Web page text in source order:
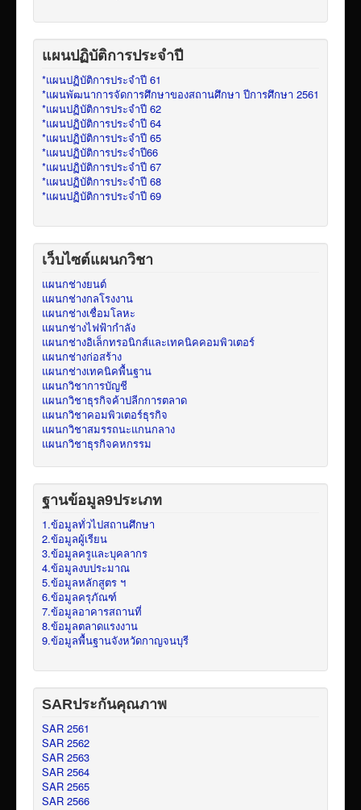
แผนปฏิบัติการประจำปี
*แผนปฏิบัติการประจำปี 61
*แผนพัฒนาการจัดการศึกษาของสถานศึกษา ปีการศึกษา 2561
*แผนปฏิบัติการประจำปี 62
*แผนปฏิบัติการประจำปี 64
*แผนปฏิบัติการประจำปี 65
*แผนปฏิบัติการประจำปี66
*แผนปฏิบัติการประจำปี 67
*แผนปฏิบัติการประจำปี 68
*แผนปฏิบัติการประจำปี 69
เว็บไซต์แผนกวิชา
แผนกช่างยนต์
แผนกช่างกลโรงงาน
แผนกช่างเชื่อมโลหะ
แผนกช่างไฟฟ้ากำลัง
แผนกช่างอิเล็กทรอนิกส์และเทคนิคคอมพิวเตอร์
แผนกช่างก่อสร้าง
แผนกช่างเทคนิคพื้นฐาน
แผนกวิชาการบัญชี
แผนกวิชาธุรกิจค้าปลีกการตลาด
แผนกวิชาคอมพิวเตอร์ธุรกิจ
แผนกวิชาสมรรถนะแกนกลาง
แผนกวิชาธุรกิจคหกรรม
ฐานข้อมูล9ประเภท
1.ข้อมูลทั่วไปสถานศึกษา
2.ข้อมูลผู้เรียน
3.ข้อมูลครูและบุคลากร
4.ข้อมูลงบประมาณ
5.ข้อมูลหลักสูตร ฯ
6.ข้อมูลครุภัณฑ์
7.ข้อมูลอาคารสถานที่
8.ข้อมูลตลาดแรงงาน
9.ข้อมูลพื้นฐานจังหวัดกาญจนบุรี
SARประกันคุณภาพ
SAR 2561
SAR 2562
SAR 2563
SAR 2564
SAR 2565
SAR 2566